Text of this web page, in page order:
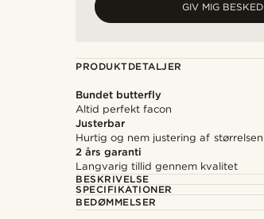
GIV MIG BESKED
PRODUKTDETALJER
Bundet butterfly
Altid perfekt facon
Justerbar
Hurtig og nem justering af størrelsen
2 års garanti
Langvarig tillid gennem kvalitet
BESKRIVELSE
SPECIFIKATIONER
BEDØMMELSER